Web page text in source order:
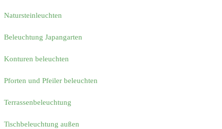
Natursteinleuchten
Beleuchtung Japangarten
Konturen beleuchten
Pforten und Pfeiler beleuchten
Terrassenbeleuchtung
Tischbeleuchtung außen